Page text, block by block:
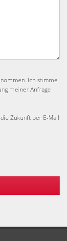
Ich stimme
meiner Anfrage
Zukunft per E-Mail